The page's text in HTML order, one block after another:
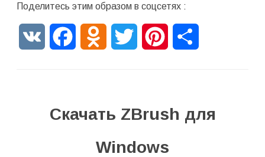
Поделитесь этим образом в соцсетях :
VK FacebookOdnoklassniki
Twitter Pinterest
Скачать ZBrush для
Windows